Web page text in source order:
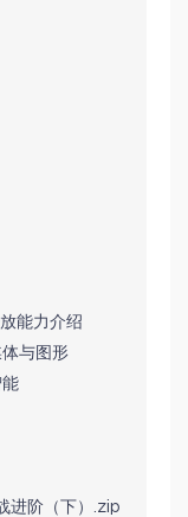
能力介绍
与图形
进阶（下）.zip